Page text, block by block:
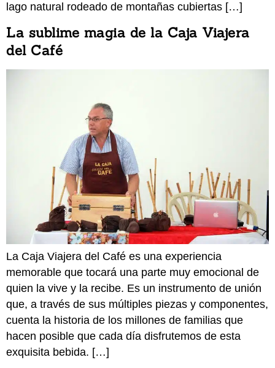
lago natural rodeado de montañas cubiertas […]
La sublime magia de la Caja Viajera
del Café
La Caja Viajera del Café es una experiencia
memorable que tocará una parte muy emocional de
quien la vive y la recibe. Es un instrumento de unión
que, a través de sus múltiples piezas y componentes,
cuenta la historia de los millones de familias que
hacen posible que cada día disfrutemos de esta
exquisita bebida. […]